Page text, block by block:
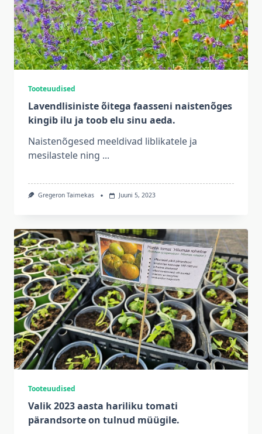
Tooteuudised
Lavendlisiniste õitega faasseni naistenõges
kingib ilu ja toob elu sinu aeda.
Naistenõgesed meeldivad liblikatele ja
mesilastele ning ...
Gregeron Taimekas Juuni 5, 2023
Tooteuudised
Valik 2023 aasta hariliku tomati
pärandsorte on tulnud müügile.